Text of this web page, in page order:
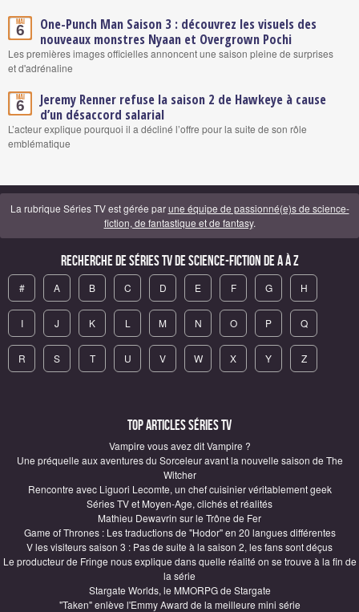
Mai
6
One-Punch Man Saison 3 : découvrez les visuels des
nouveaux monstres Nyaan et Overgrown Pochi
Les premières images officielles annoncent une saison pleine de surprises
et d'adrénaline
Mai
6
Jeremy Renner refuse la saison 2 de Hawkeye à cause
d’un désaccord salarial
L’acteur explique pourquoi il a décliné l’offre pour la suite de son rôle
emblématique
La rubrique Séries TV est gérée parune équipe de passionné(e)s de science-
fiction, de fantastique et de fantasy.
Recherche de Séries TV de science-fiction de A à Z
# A B C D E F G H
I J K L M N O P Q
R S T U V W X Y Z
Top articles Séries TV
Vampire vous avez dit Vampire ?
Une préquelle aux aventures du Sorceleur avant la nouvelle saison de The
Witcher
Rencontre avec Liguori Lecomte, un chef cuisinier véritablement geek
Séries TV et Moyen-Age, clichés et réalités
Mathieu Dewavrin sur le Trône de Fer
Game of Thrones : Les traductions de "Hodor" en 20 langues différentes
V les visiteurs saison 3 : Pas de suite à la saison 2, les fans sont déçus
Le producteur de Fringe nous explique dans quelle réalité on se trouve à la fin de
la série
Stargate Worlds, le MMORPG de Stargate
"Taken" enlève l'Emmy Award de la meilleure mini série